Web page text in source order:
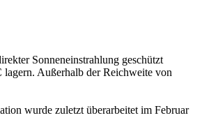
Sonneneinstrahlung geschützt
lagern. Außerhalb der Reichweite von
wurde zuletzt überarbeitet im Februar